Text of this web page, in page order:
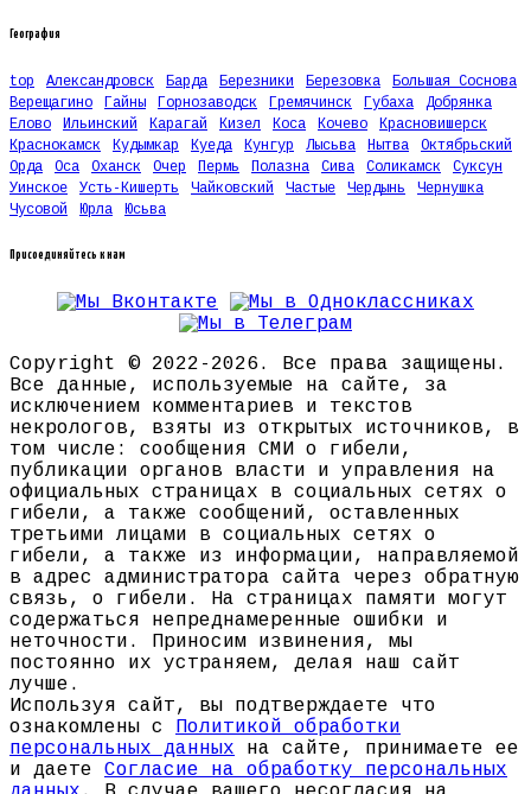
География
top Александровск Барда Березники Березовка
Большая Соснова
Верещагино
Гайны Горнозаводск Гремячинск Губаха
Добрянка
Елово
Ильинский Карагай Кизел Коса Кочево
Красновишерск
Краснокамск
Кудымкар Куеда Кунгур Лысьва Нытва
Октябрьский
Орда
Оса Оханск Очер Пермь Полазна Сива Соликамск
Суксун
Уинское
Усть-Кишерть Чайковский Частые Чердынь
Чернушка
Чусовой
Юрла Юсьва
Присоединяйтесь к нам
Copyright © 2022-2026. Все права защищены.
Все данные, используемые на сайте, за
исключением комментариев и текстов
некрологов, взяты из открытых источников, в
том числе: сообщения СМИ о гибели,
публикации органов власти и управления на
официальных страницах в социальных сетях о
гибели, а также сообщений, оставленных
третьими лицами в социальных сетях о
гибели, а также из информации, направляемой
в адрес администратора сайта через обратную
связь, о гибели. На страницах памяти могут
содержаться непреднамеренные ошибки и
неточности. Приносим извинения, мы
постоянно их устраняем, делая наш сайт
лучше.
Используя сайт, вы подтверждаете что
ознакомлены с Политикой обработки
персональных данных на сайте, принимаете ее
и даете Согласие на обработку персональных